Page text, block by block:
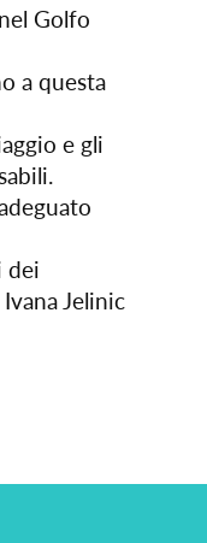
Golfo
a questa
e gli
dei
Jelinic